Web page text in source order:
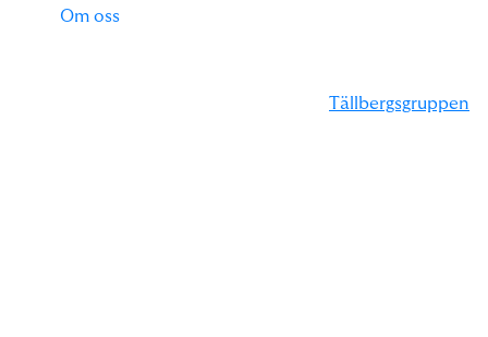
Om oss
Tällbergsgruppen